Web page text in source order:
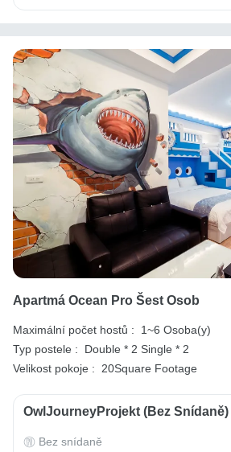
Apartmá Ocean Pro Šest Osob
Maximální počet hostů :
1~6 Osoba(y)
Typ postele :
Double * 2 Single * 2
Velikost pokoje :
20Square Footage
OwlJourneyProjekt (bez Snídaně)
Bez snídaně